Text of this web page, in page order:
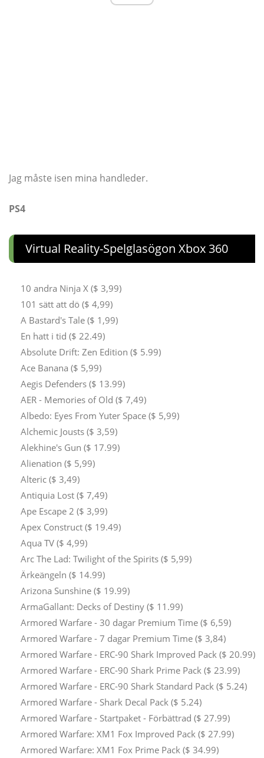
Jag måste isen mina handleder.
PS4
Virtual Reality-Spelglasögon Xbox 360
10 andra Ninja X ($ 3,99)
101 sätt att dö ($ 4,99)
A Bastard's Tale ($ 1,99)
En hatt i tid ($ 22.49)
Absolute Drift: Zen Edition ($ 5.99)
Ace Banana ($ 5,99)
Aegis Defenders ($ 13.99)
AER - Memories of Old ($ 7,49)
Albedo: Eyes From Yuter Space ($ 5,99)
Alchemic Jousts ($ 3,59)
Alekhine's Gun ($ 17.99)
Alienation ($ 5,99)
Alteric ($ 3,49)
Antiquia Lost ($ 7,49)
Ape Escape 2 ($ 3,99)
Apex Construct ($ 19.49)
Aqua TV ($ 4,99)
Arc The Lad: Twilight of the Spirits ($ 5,99)
Ärkeängeln ($ 14.99)
Arizona Sunshine ($ 19.99)
ArmaGallant: Decks of Destiny ($ 11.99)
Armored Warfare - 30 dagar Premium Time ($ 6,59)
Armored Warfare - 7 dagar Premium Time ($ 3,84)
Armored Warfare - ERC-90 Shark Improved Pack ($ 20.99)
Armored Warfare - ERC-90 Shark Prime Pack ($ 23.99)
Armored Warfare - ERC-90 Shark Standard Pack ($ 5.24)
Armored Warfare - Shark Decal Pack ($ 5.24)
Armored Warfare - Startpaket - Förbättrad ($ 27.99)
Armored Warfare: XM1 Fox Improved Pack ($ 27.99)
Armored Warfare: XM1 Fox Prime Pack ($ 34.99)